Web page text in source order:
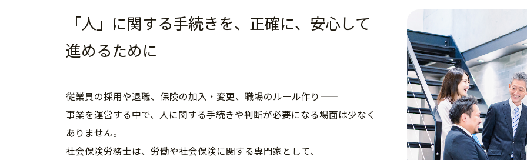
「人」に関する手続きを、正確に、安心して
進めるために
従業員の採用や退職、保険の加入・変更、職場のルール作り——
事業を運営する中で、人に関する手続きや判断が必要になる場面は少なく
ありません。
社会保険労務士は、労働や社会保険に関する専門家として、